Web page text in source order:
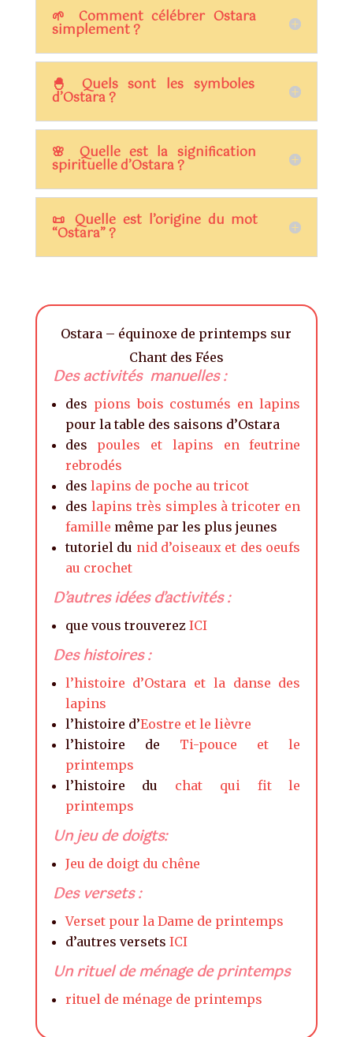
🌱 Comment célébrer Ostara
simplement ?
🐣 Quels sont les symboles
d’Ostara ?
🌸 Quelle est la signification
spirituelle d’Ostara ?
📜 Quelle est l’origine du mot
“Ostara” ?
Ostara – équinoxe de printemps sur
Chant des Fées
Des activités manuelles :
des pions bois costumés en lapins
pour la table des saisons d’Ostara
des poules et lapins en feutrine
rebrodés
des lapins de poche au tricot
des lapins très simples à tricoter en
famille même par les plus jeunes
tutoriel du nid d’oiseaux et des oeufs
au crochet
D’autres idées d’activités :
que vous trouverez ICI
Des histoires :
l’histoire d’Ostara et la danse des
lapins
l’histoire d’Eostre et le lièvre
l’histoire de Ti-pouce et le
printemps
l’histoire du chat qui fit le
printemps
Un jeu de doigts:
Jeu de doigt du chêne
Des versets :
Verset pour la Dame de printemps
d’autres versets ICI
Un rituel de ménage de printemps
rituel de ménage de printemps